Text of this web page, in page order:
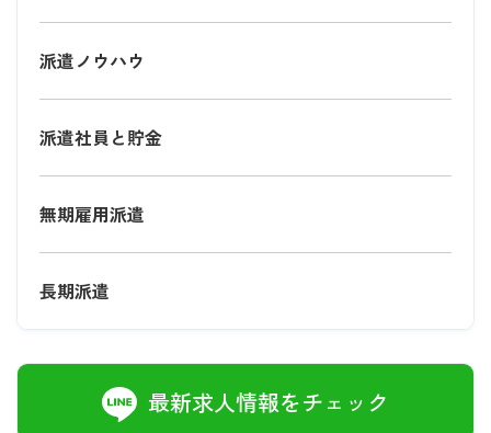
派遣ノウハウ
派遣社員と貯金
無期雇用派遣
長期派遣
最新求人情報をチェック